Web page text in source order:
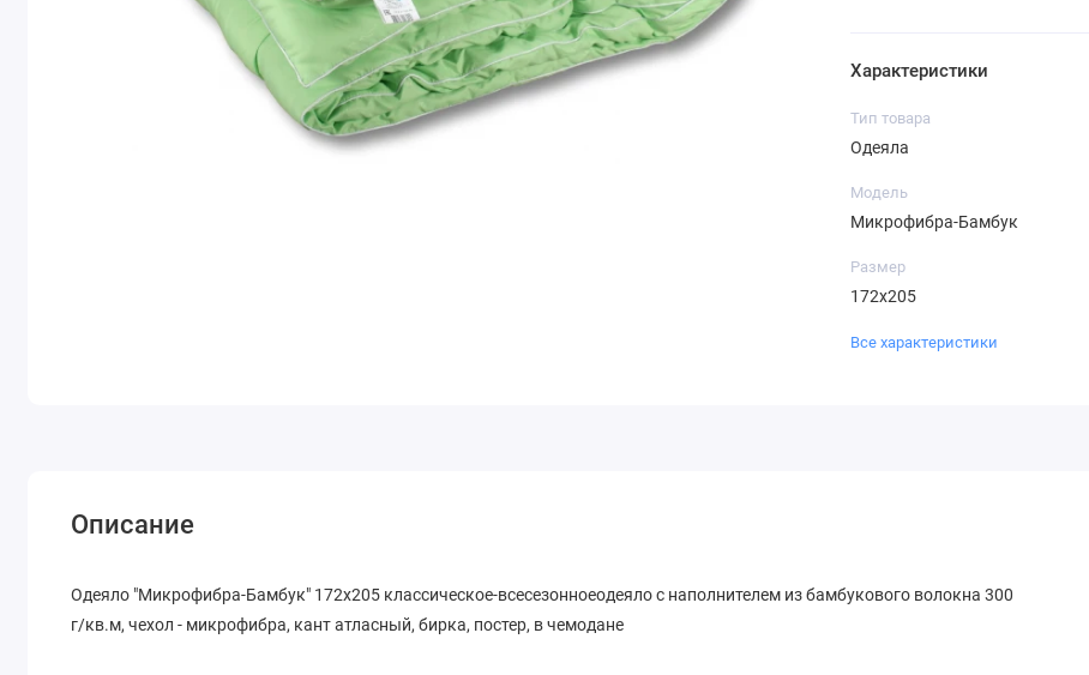
Характеристики
Тип товара
Одеяла
Модель
Микрофибра-Бамбук
Размер
172х205
Все характеристики
Описание
Одеяло "Микрофибра-Бамбук" 172х205 классическое-всесезонноеодеяло с наполнителем из бамбукового волокна 300
г/кв.м, чехол - микрофибра, кант атласный, бирка, постер, в чемодане